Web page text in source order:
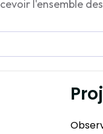
l'ensemble